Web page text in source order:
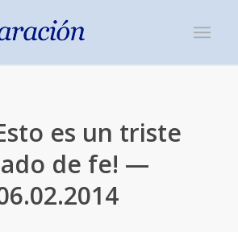
es un triste
de fe! —